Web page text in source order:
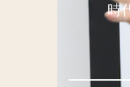
時